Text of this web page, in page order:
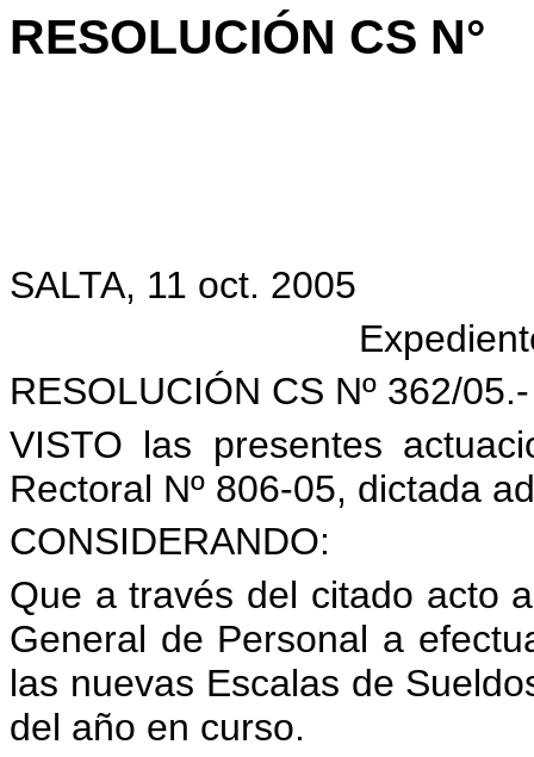
RESOLUCIÓN CS N°
SALTA, 11 oct. 2005
RESOLUCIÓN CS Nº 362/05.-
VISTO las presentes
Rectoral Nº 806-05, dictada
CONSIDERANDO:
Que a través del citado acto
General de Personal a
las nuevas Escalas de
del año en curso.